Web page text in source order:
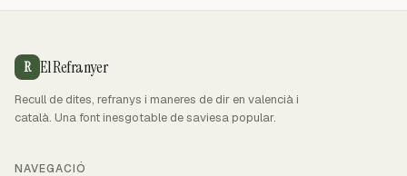
R El Refranyer
Recull de dites, refranys i maneres de dir en valencià i
català. Una font inesgotable de saviesa popular.
NAVEGACIÓ